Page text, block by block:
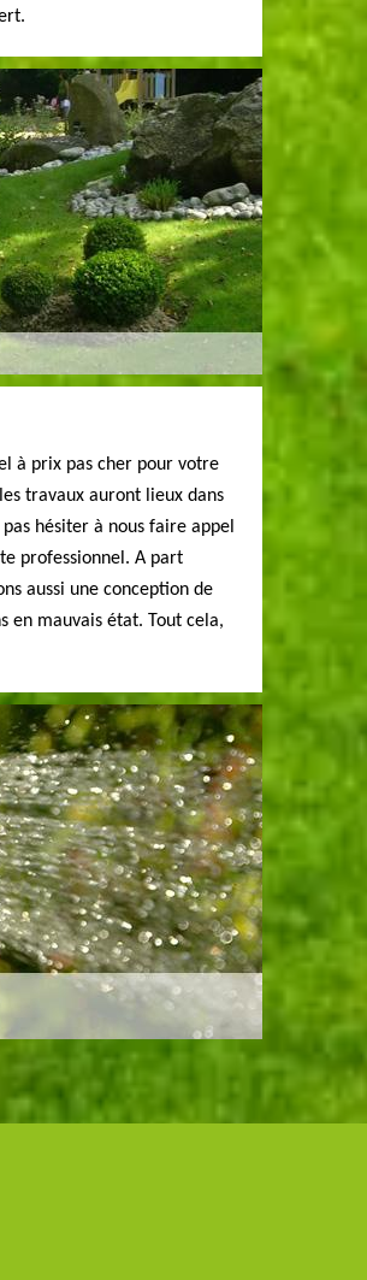
à prix pas cher pour votre
travaux auront lieux dans
hésiter à nous faire appel
professionnel. A part
aussi une conception de
en mauvais état. Tout cela,